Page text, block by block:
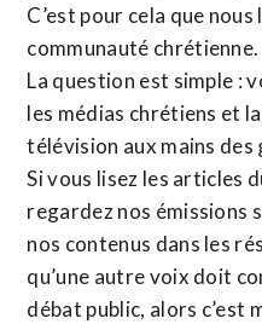
C’est pour cela que nous
communauté chrétienne.
La question est simple :
les médias chrétiens et
télévision aux mains des
Si vous lisez les articles
regardez nos émissions
nos contenus dans les
qu’une autre voix doit
débat public, alors c’est